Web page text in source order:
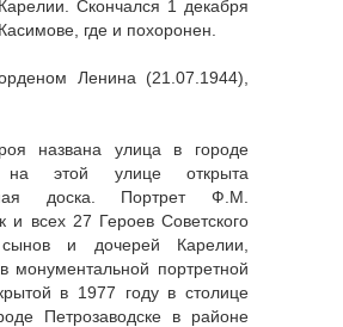
Скончался 1 декабря
где и похоронен.
Ленина (21.07.1944),
названа улица в городе
на этой улице открыта
доска. Портрет Ф.М.
и всех 27 Героев Советского
и дочерей Карелии,
монументальной портретной
в 1977 году в столице
Петрозаводске в районе